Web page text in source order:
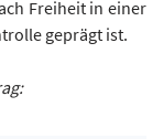
Freiheit in einer
geprägt ist.